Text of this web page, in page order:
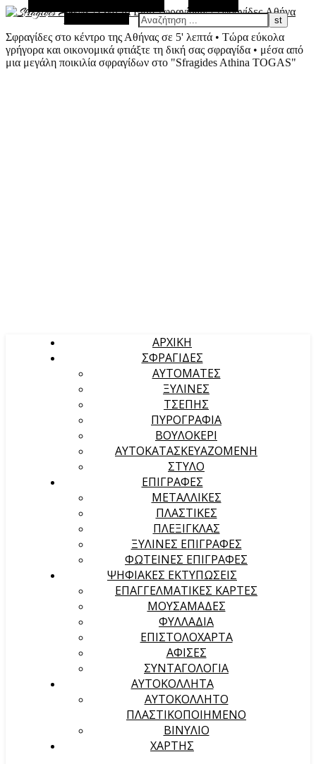
Σφραγίδες στο κέντρο της Αθήνας σε 5' λεπτά • Τώρα εύκολα
γρήγορα και οικονομικά φτιάξτε τη δική σας σφραγίδα • μέσα από
μια μεγάλη ποικιλία σφραγίδων στο "Sfragides Athina TOGAS"
Τυχαίο Άρθρο
Αναζήτηση
ΑΡΧΙΚΉ
ΣΦΡΑΓΙΔΕΣ
ΑΥΤΟΜΑΤΕΣ
ΞΥΛΙΝΕΣ
ΤΣΕΠΗΣ
ΠΥΡΟΓΡΑΦΙΑ
ΒΟΥΛΟΚΕΡΙ
ΑΥΤΟΚΑΤΑΣΚΕΥΑΖΟΜΕΝΗ
ΣΤΥΛΟ
ΕΠΙΓΡΑΦΕΣ
ΜΕΤΑΛΛΙΚΕΣ
ΠΛΑΣΤΙΚΕΣ
ΠΛΕΞΙΓΚΛΑΣ
ΞΥΛΙΝΕΣ ΕΠΙΓΡΑΦΕΣ
ΦΩΤΕΙΝΕΣ ΕΠΙΓΡΑΦΕΣ
ΨΗΦΙΑΚΕΣ ΕΚΤΥΠΩΣΕΙΣ
ΕΠΑΓΓΕΛΜΑΤΙΚΕΣ ΚΑΡΤΕΣ
ΜΟΥΣΑΜΑΔΕΣ
ΦΥΛΛΑΔΙΑ
ΕΠΙΣΤΟΛΟΧΑΡΤΑ
ΑΦΙΣΕΣ
ΣΥΝΤΑΓΟΛΟΓΙΑ
ΑΥΤΟΚΟΛΛΗΤΑ
ΑΥΤΟΚΟΛΛΗΤΟ
ΠΛΑΣΤΙΚΟΠΟΙΗΜΕΝΟ
ΒΙΝΥΛΙΟ
ΧΑΡΤΗΣ